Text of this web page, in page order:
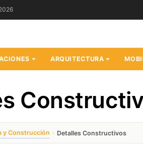
ARQUITECTURA
y Construcción › Detalles Constructivos